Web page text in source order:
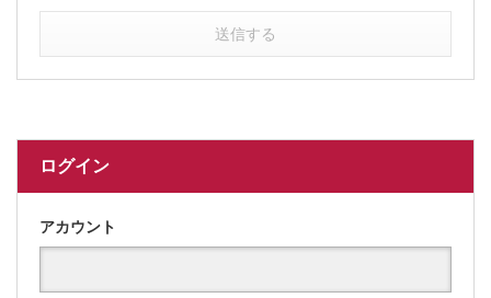
送信する
ログイン
アカウント